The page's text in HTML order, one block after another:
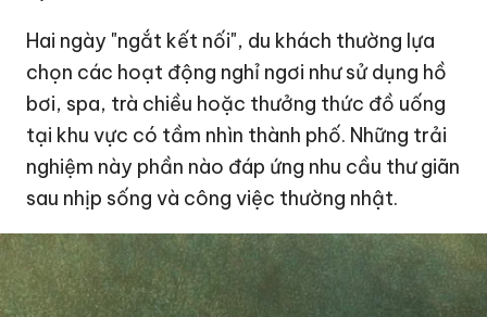
Hai ngày "ngắt kết nối", du khách thường lựa
chọn các hoạt động nghỉ ngơi như sử dụng hồ
bơi, spa, trà chiều hoặc thưởng thức đồ uống
tại khu vực có tầm nhìn thành phố. Những trải
nghiệm này phần nào đáp ứng nhu cầu thư giãn
sau nhịp sống và công việc thường nhật.